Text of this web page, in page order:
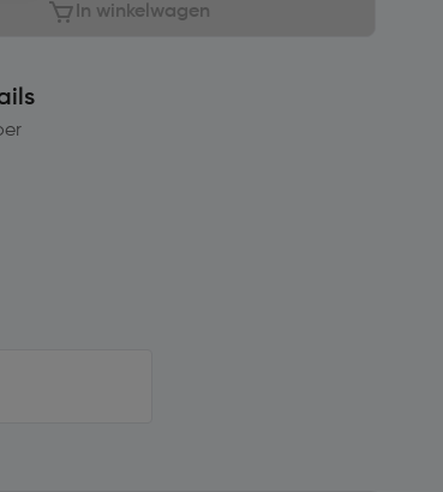
In winkelwagen